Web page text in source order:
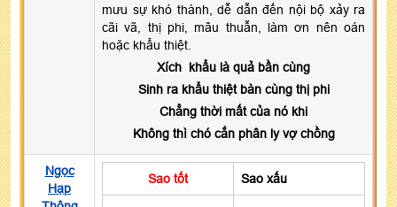
mưu sự khó thành, dễ dẫn đến nội bộ xảy ra
cãi vã, thị phi, mâu thuẫn, làm ơn nên oán
hoặc khẩu thiệt.
Xích khẩu là quả bần cùng
Sinh ra khẩu thiệt bàn cùng thị phi
Chẳng thời mất của nó khi
Không thì chó cắn phân ly vợ chồng
Ngọc
Hạp
Sao tốt Sao xấu